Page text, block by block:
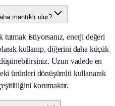
mantıklı olur?
tutmak istiyorsanız, enerji değeri
kullanıp, diğerini daha küçük
Uzun vadede en
ürünleri dönüşümlü kullanarak
korumaktır.